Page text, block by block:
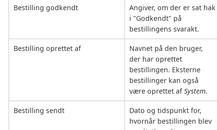
Bestilling godkendt
Angiver, om der er sat hak
i "Godkendt" på
bestillingens svarakt.
Bestilling oprettet af
Navnet på den bruger,
der har oprettet
bestillingen. Eksterne
bestillinger kan også
være oprettet afSystem.
Bestilling sendt
Dato og tidspunkt for,
hvornår bestillingen blev